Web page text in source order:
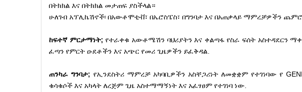
በትክክል እና በትክክል መታጠፍ ያስችላል።
ሁለገብ አፕሊኬሽኖች፡ በአውቶሞቲቭ፣ በኤሮስፔስ፣ በግንባታ እና በአጠቃላይ ማምረቻዎችን
ከፍተኛ ምርታማነት;የተራቀቁ አውቶሜሽን ባህሪያትን እና ቀልጣፋ የስራ ፍሰት አስተዳደርን
ፈጣን የምርት ዑደቶችን እና አጭር የመሪ ጊዜዎችን ይፈቅዳል.
ጠንካራ ግንባታ; የኢንደስትሪ ማምረቻ አካባቢዎችን አስቸጋሪነት ለመቋቋም የተገነባው የ
ቁሳቁሶች እና አካላት ለረጅም ጊዜ አስተማማኝነት እና አፈፃፀም የተገነባ ነው.